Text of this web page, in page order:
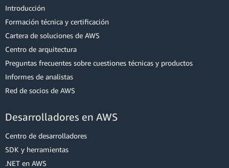
Introducción
Formación técnica y certificación
Cartera de soluciones de AWS
Centro de arquitectura
Preguntas frecuentes sobre cuestiones técnicas y productos
Informes de analistas
Red de socios de AWS
Desarrolladores en AWS
Centro de desarrolladores
SDK y herramientas
.NET en AWS